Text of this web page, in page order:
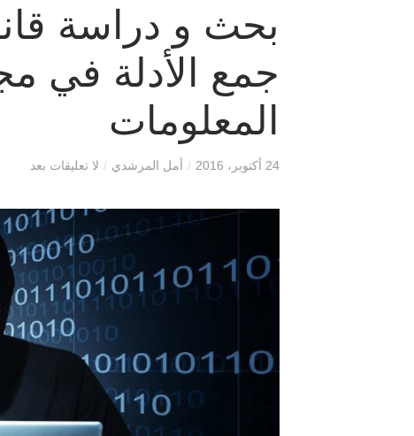
بحث و دراسة
جمع الأدلة في
المعلومات
24 أكتوبر، 2016 / أمل المرشدي / لا تعليقات بعد